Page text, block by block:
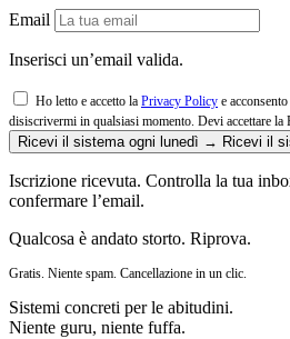
Email
Inserisci un’email valida.
Ho letto e accetto la Privacy Policy e
disiscrivermi in qualsiasi momento. Devi accettare la
Ricevi il sistema ogni lunedì → Ricevi il
Iscrizione ricevuta. Controlla la tua
confermare l’email.
Qualcosa è andato storto. Riprova.
Gratis. Niente spam. Cancellazione in un clic.
Sistemi concreti per le abitudini.
Niente guru, niente fuffa.